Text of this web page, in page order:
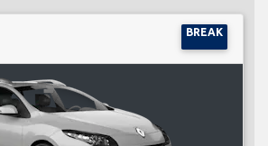
BREAK